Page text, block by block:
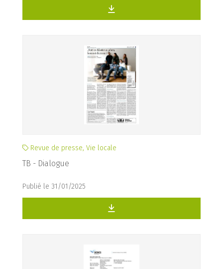
Revue de presse, Vie locale
TB - Dialogue
Publié le 31/01/2025